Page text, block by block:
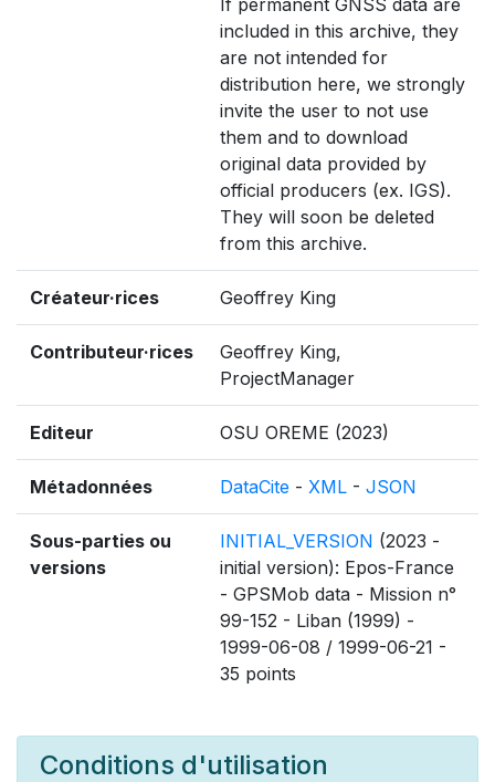
If permanent GNSS data are
included in this archive, they
are not intended for
distribution here, we strongly
invite the user to not use
them and to download
original data provided by
official producers (ex. IGS).
They will soon be deleted
from this archive.
Créateur·rices Geoffrey King
Contributeur·rices
Geoffrey King,
ProjectManager
Editeur OSU OREME (2023)
Métadonnées DataCite - XML - JSON
Sous-parties ou
versions
INITIAL_VERSION (2023 -
initial version): Epos-France
- GPSMob data - Mission n°
99-152 - Liban (1999) -
1999-06-08 / 1999-06-21 -
35 points
Conditions d'utilisation